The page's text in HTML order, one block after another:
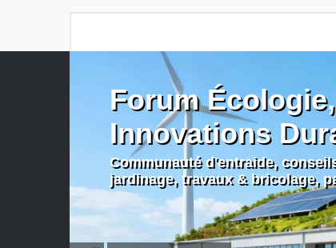
Forum
Innovations
Communauté d'entraide,
jardinage, travaux & bricolage,